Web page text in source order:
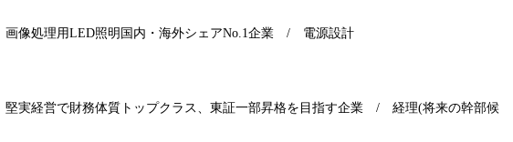
像処理用LED照明国内・海外シェアNo.1 企業 / 電源設計
実経営で財務体質トップクラス、東証一部昇格を目指す企業 / 経理(将来の幹部候